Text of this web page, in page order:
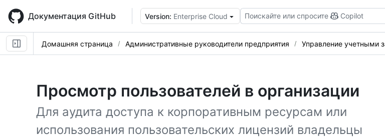
main
content
Документация GitHub Version: Enterprise Cloud Поискайте или спросите Copilot
Домашняя страница Административные руководители предприятия Управление учетными
Просмотр пользователей в организации
Для аудита доступа к корпоративным ресурсам или
использования пользовательских лицензий владельцы